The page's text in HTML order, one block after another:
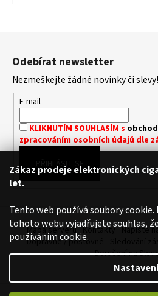
Zákaz prodeje elektronických
let.
Tento web používá soubory
tohoto webu vyjadřujete souhlas,
používáním cookie.
Nastavení
Z
Odebírat newsletter
Nezmeškejte žádné novinky či slevy!
E-mail
KLIKNUTÍM SOUHLASÍM s
zpracováním osobních údajů dle
PŘIHLÁSIT SE
Mapa serveru Kontakty Napište
Dopravné / poštovné
Doručení na